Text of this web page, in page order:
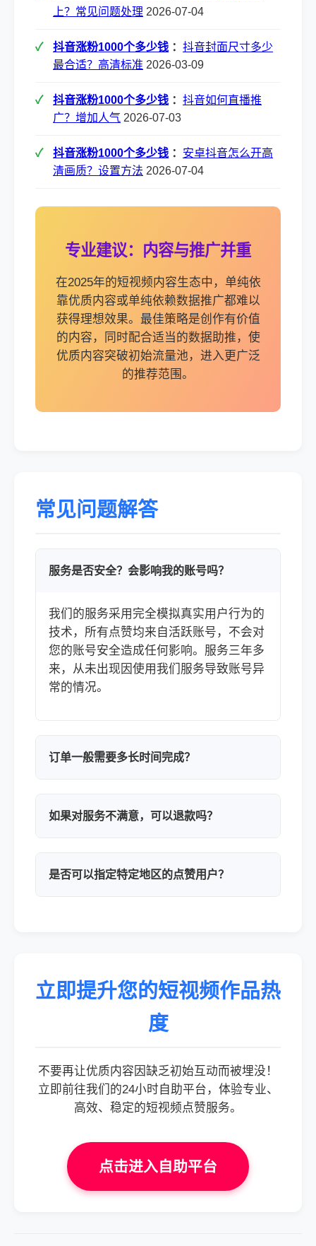
上？常见问题处理 2026-07-04
抖音涨粉1000个多少钱 ： 抖音封面尺寸多少
最合适？高清标准 2026-03-09
抖音涨粉1000个多少钱 ： 抖音如何直播推
广？增加人气 2026-07-03
抖音涨粉1000个多少钱 ： 安卓抖音怎么开高
清画质？设置方法 2026-07-04
专业建议：内容与推广并重
在2025年的短视频内容生态中，单纯依
靠优质内容或单纯依赖数据推广都难以
获得理想效果。最佳策略是创作有价值
的内容，同时配合适当的数据助推，使
优质内容突破初始流量池，进入更广泛
的推荐范围。
常见问题解答
服务是否安全？会影响我的账号吗？
我们的服务采用完全模拟真实用户行为的
技术，所有点赞均来自活跃账号，不会对
您的账号安全造成任何影响。服务三年多
来，从未出现因使用我们服务导致账号异
常的情况。
订单一般需要多长时间完成？
如果对服务不满意，可以退款吗？
是否可以指定特定地区的点赞用户？
立即提升您的短视频作品热
度
不要再让优质内容因缺乏初始互动而被埋没！
立即前往我们的24小时自助平台，体验专业、
高效、稳定的短视频点赞服务。
点击进入自助平台